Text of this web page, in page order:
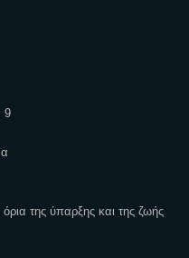
9
της ύπαρξης και της ζωής